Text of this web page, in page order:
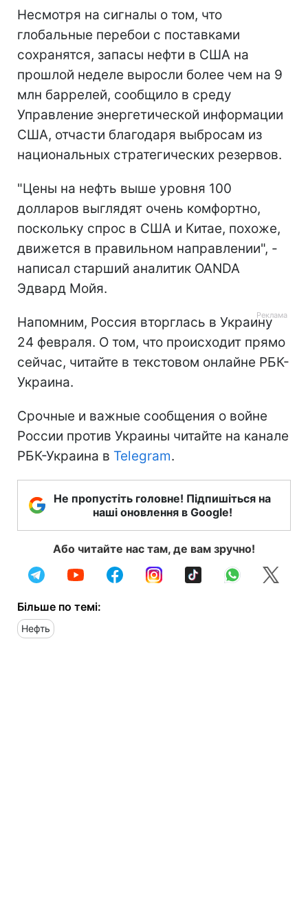
Несмотря на сигналы о том, что
глобальные перебои с поставками
сохранятся, запасы нефти в США на
прошлой неделе выросли более чем на 9
млн баррелей, сообщило в среду
Управление энергетической информации
США, отчасти благодаря выбросам из
национальных стратегических резервов.
"Цены на нефть выше уровня 100
долларов выглядят очень комфортно,
поскольку спрос в США и Китае, похоже,
движется в правильном направлении", -
написал старший аналитик OANDA
Эдвард Мойя.
Напомним, Россия вторглась в Украину
24 февраля. О том, что происходит прямо
сейчас, читайте в текстовом онлайне РБК-
Украина.
Срочные и важные сообщения о войне
России против Украины читайте на канале
РБК-Украина в Telegram.
Не пропустіть головне! Підпишіться на
наші оновлення в Google!
Або читайте нас там, де вам зручно!
Більше по темі:
Нефть